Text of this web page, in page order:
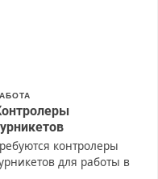
контролеры
для работы в